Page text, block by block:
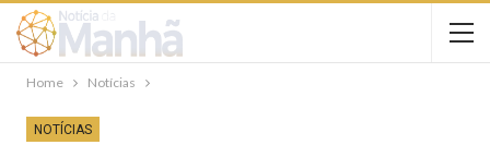
Home Notícias
NOTÍCIAS